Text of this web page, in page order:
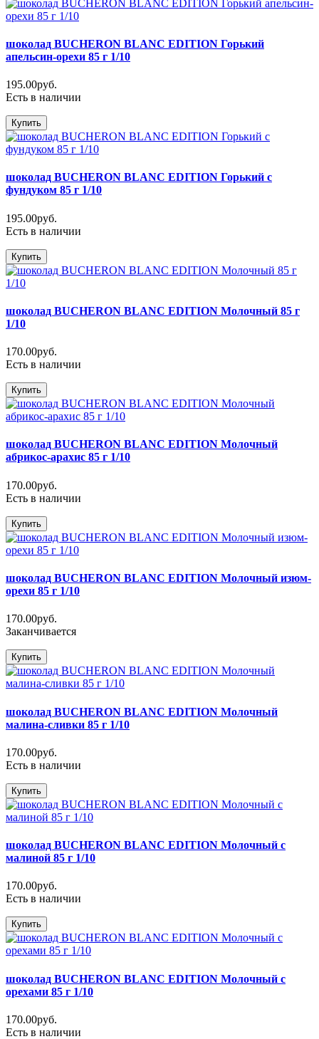
шоколад BUCHERON BLANC EDITION Горький
апельсин-орехи 85 г 1/10
195.00руб.
Есть в наличии
Купить
шоколад BUCHERON BLANC EDITION Горький с
фундуком 85 г 1/10
195.00руб.
Есть в наличии
Купить
шоколад BUCHERON BLANC EDITION Молочный 85 г
1/10
170.00руб.
Есть в наличии
Купить
шоколад BUCHERON BLANC EDITION Молочный
абрикос-арахис 85 г 1/10
170.00руб.
Есть в наличии
Купить
шоколад BUCHERON BLANC EDITION Молочный изюм-
орехи 85 г 1/10
170.00руб.
Заканчивается
Купить
шоколад BUCHERON BLANC EDITION Молочный
малина-сливки 85 г 1/10
170.00руб.
Есть в наличии
Купить
шоколад BUCHERON BLANC EDITION Молочный с
малиной 85 г 1/10
170.00руб.
Есть в наличии
Купить
шоколад BUCHERON BLANC EDITION Молочный с
орехами 85 г 1/10
170.00руб.
Есть в наличии